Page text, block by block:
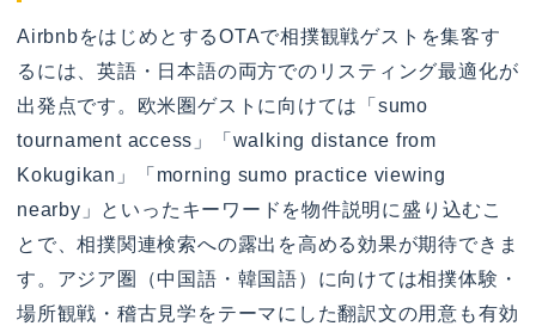
AirbnbをはじめとするOTAで相撲観戦ゲストを集客す
るには、英語・日本語の両方でのリスティング最適化が
出発点です。欧米圏ゲストに向けては「sumo
tournament access」「walking distance from
Kokugikan」「morning sumo practice viewing
nearby」といったキーワードを物件説明に盛り込むこ
とで、相撲関連検索への露出を高める効果が期待できま
す。アジア圏（中国語・韓国語）に向けては相撲体験・
場所観戦・稽古見学をテーマにした翻訳文の用意も有効